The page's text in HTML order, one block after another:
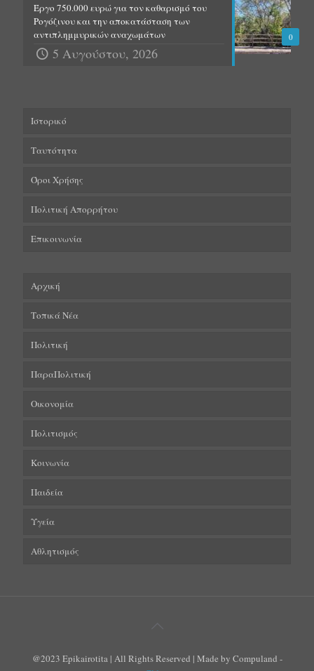
0
Έργο 750.000 ευρώ για τον καθαρισμό του
Ρογόζινου και την αποκατάσταση των
αντιπλημμυρικών αναχωμάτων
5 Αυγούστου, 2026
Ιστορικό
Ταυτότητα
Όροι Χρήσης
Πολιτική Απορρήτου
Επικοινωνία
Αρχική
Τοπικά Νέα
Πολιτική
ΠαραΠολιτική
Οικονομία
Πολιτισμός
Κοινωνία
Παιδεία
Υγεία
Αθλητισμός
@2023 Epikairotita | All Rights Reserved | Made by Compuland -